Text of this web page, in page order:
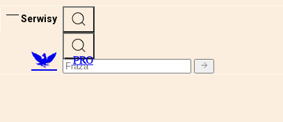
Serwisy
PRO